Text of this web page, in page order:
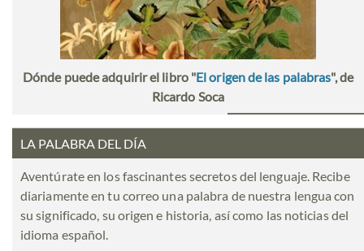
Dónde puede adquirir el libro "El origen de las palabras", de
Ricardo Soca
LA PALABRA DEL DÍA
Aventúrate en los fascinantes secretos del lenguaje. Recibe
diariamente en tu correo una palabra de nuestra lengua con
su significado, su origen e historia, así como las noticias del
idioma español.